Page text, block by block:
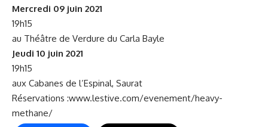
Mercredi 09 juin 2021
19h15
au Théâtre de Verdure du Carla Bayle
Jeudi 10 juin 2021
19h15
aux Cabanes de l’Espinal, Saurat
Réservations :www.lestive.com/evenement/heavy-
methane/